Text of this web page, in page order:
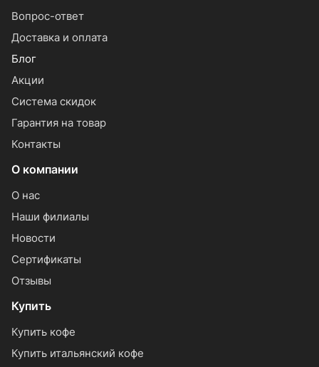
Вопрос-ответ
Доставка и оплата
Блог
Акции
Система скидок
Гарантия на товар
Контакты
О компании
О нас
Наши филиалы
Новости
Сертификаты
Отзывы
Купить
Купить кофе
Купить итальянский кофе